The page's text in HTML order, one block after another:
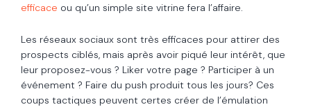
efficace ou qu’un simple site vitrine fera l’affaire.
Les réseaux sociaux sont très efficaces pour attirer des
prospects ciblés, mais après avoir piqué leur intérêt, que
leur proposez-vous ? Liker votre page ? Participer à un
événement ? Faire du push produit tous les jours? Ces
coups tactiques peuvent certes créer de l’émulation